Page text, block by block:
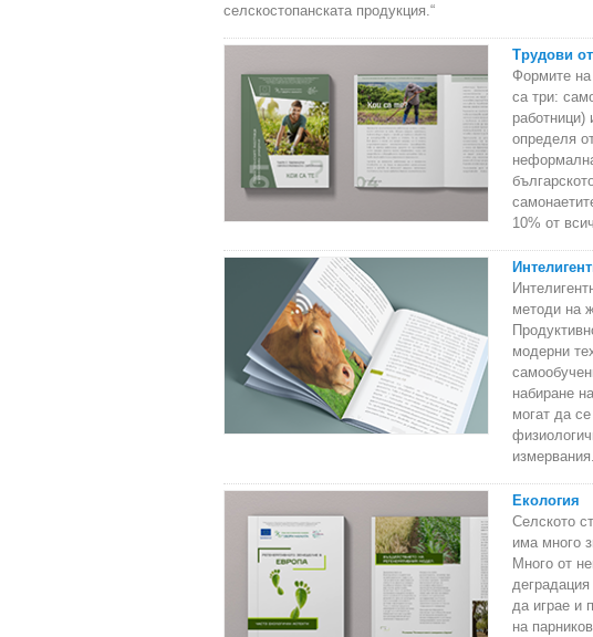
селскостопанската продукция.“
Трудови
Формите на
са три:
работници)
определя
10% от
методи на
модерни
набиране
могат да
измервания.
Екология
Селското
има много
Много от
да играе и
на